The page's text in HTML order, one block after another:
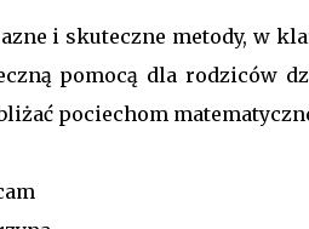
i skuteczne metody, w
pomocą dla rodziców
pociechom